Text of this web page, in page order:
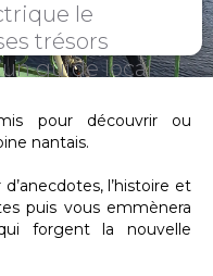
le
trésors
guide local
pour découvrir ou
nantais.
l’histoire et
puis vous emmènera
forgent la nouvelle